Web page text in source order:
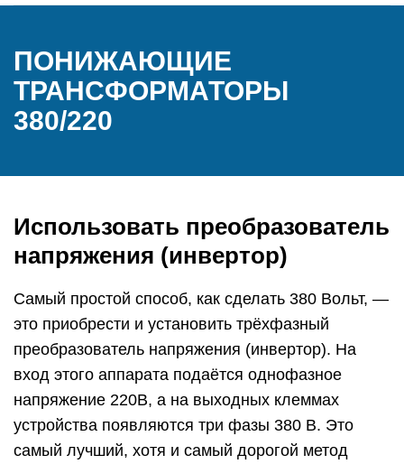
ПОНИЖАЮЩИЕ
ТРАНСФОРМАТОРЫ
380/220
Использовать преобразователь
напряжения (инвертор)
Самый простой способ, как сделать 380 Вольт, —
это приобрести и установить трёхфазный
преобразователь напряжения (инвертор). На
вход этого аппарата подаётся однофазное
напряжение 220В, а на выходных клеммах
устройства появляются три фазы 380 В. Это
самый лучший, хотя и самый дорогой метод